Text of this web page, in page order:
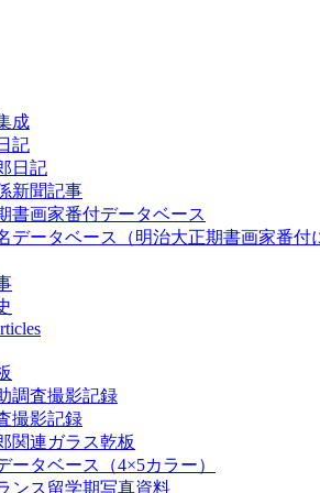
成
記
日記
新聞記事
書画家番付データベース
データベース（明治大正期書画家番付
調査撮影記録
撮影記録
関連ガラス乾板
ータベース（4×5カラー）
ンス留学期写真資料